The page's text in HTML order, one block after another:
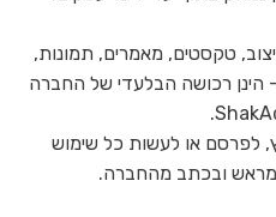
טקסטים, מאמרים, תמונות,
הינן רכושה הבלעדי של החברה
לפרסם או לעשות כל שימוש
מראש ובכתב מהחברה.